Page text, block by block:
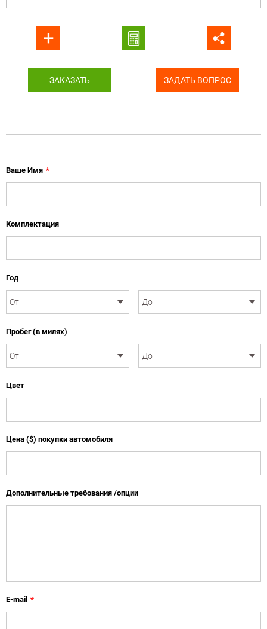
ЗАКАЗАТЬ ЗАДАТЬ ВОПРОС
Ваше Имя *
Комплектация
Год
Пробег (в милях)
Цвет
Цена ($) покупки автомобиля
Дополнительные требования /опции
E-mail *